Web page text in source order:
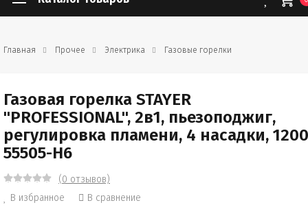
Главная Прочее Электрика Газовые горелки
Газовая горелка STAYER
"PROFESSIONAL", 2в1, пьезоподжиг,
регулировка пламени, 4 насадки,
55505-H6
(0 отзывов)
В избранное
В сравнение